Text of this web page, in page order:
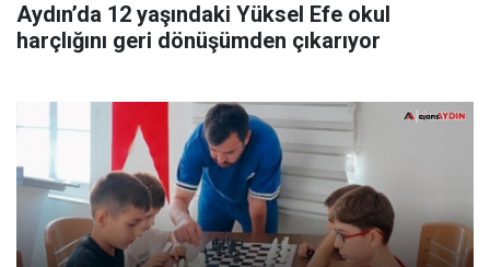
Aydın’da 12 yaşındaki Yüksel Efe okul
harçlığını geri dönüşümden çıkarıyor